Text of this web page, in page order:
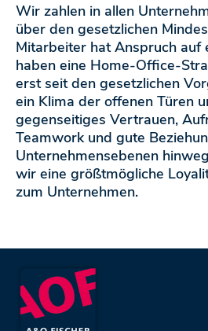
Wir zahlen in allen
über den gesetzlichen
Mitarbeiter hat Anspruch auf
haben eine Home-Office-
erst seit den gesetzlichen
ein Klima der offenen Türen
gegenseitiges Vertrauen,
Teamwork und gute
Unternehmensebenen
wir eine größtmögliche
zum Unternehmen.